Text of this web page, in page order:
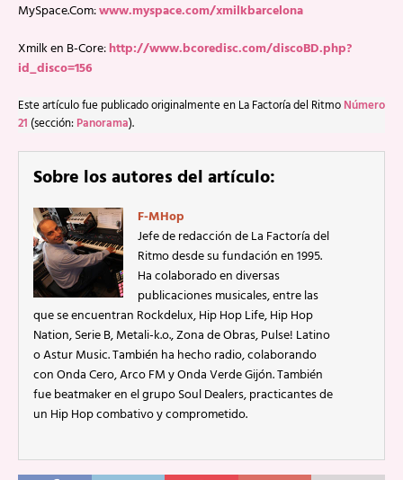
MySpace.Com:www.myspace.com/xmilkbarcelona
Xmilk en B-Core:http://www.bcoredisc.com/discoBD.php?
id_disco=156
Este artículo fue publicado originalmente en La Factoría del Ritmo Número
21 (sección: Panorama).
Sobre los autores del artículo:
F-MHop
Jefe de redacción de La Factoría del
Ritmo desde su fundación en 1995.
Ha colaborado en diversas
publicaciones musicales, entre las
que se encuentran Rockdelux, Hip Hop Life, Hip Hop
Nation, Serie B, Metali-k.o., Zona de Obras, Pulse! Latino
o Astur Music. También ha hecho radio, colaborando
con Onda Cero, Arco FM y Onda Verde Gijón. También
fue beatmaker en el grupo Soul Dealers, practicantes de
un Hip Hop combativo y comprometido.